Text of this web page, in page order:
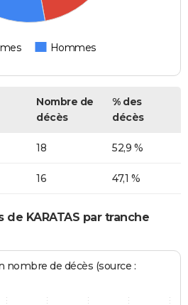
Hommes
Nombre de
décès
% des
décès
18 52,9 %
16 47,1 %
KARATAS par tranche
nombre de décès (source :